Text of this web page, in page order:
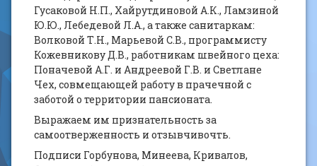
Гусаковой Н.П., Хайрутдиновой А.К., Ламзиной
Ю.Ю., Лебедевой Л.А., а также санитаркам:
Волковой Т.Н., Марьевой С.В., программисту
Кожевникову Д.В., работникам швейного цеха:
Поначевой А.Г. и Андреевой Г.В. и Светлане
Чех, совмещающей работу в прачечной с
заботой о территории пансионата.
Выражаем им признательность за
самоотверженность и отзывчивочть.
Подписи Горбунова, Минеева, Кривалов,